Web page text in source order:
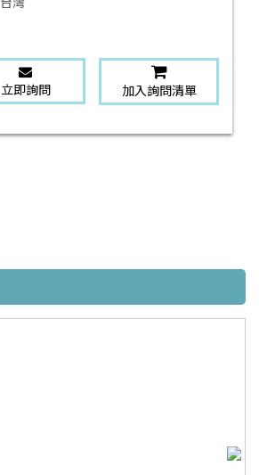
立即詢問 加入詢問清單